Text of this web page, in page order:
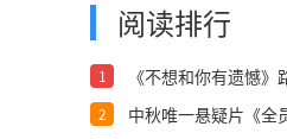
阅读排行
1
《不想和你有遗憾》
2
中秋唯一悬疑片《全